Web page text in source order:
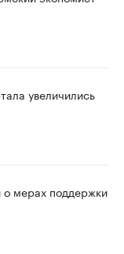
увеличились
о мерах поддержки